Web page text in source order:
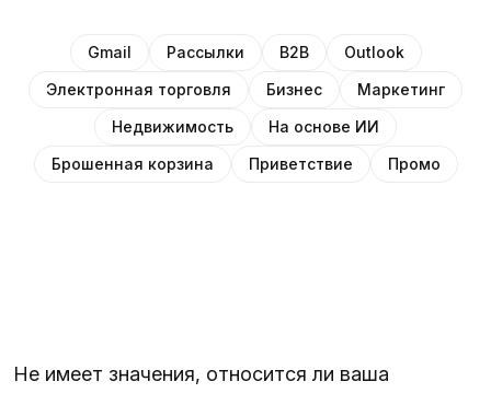
Gmail Рассылки B2B
Outlook
Электронная торговля
Бизнес
Маркетинг
Недвижимость
На основе ИИ
Брошенная корзина
Приветствие Промо
Не имеет значения, относится ли ваша